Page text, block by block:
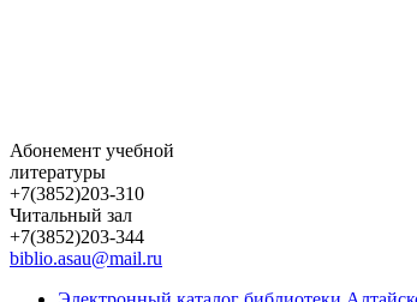
Абонемент учебной
литературы
+7(3852)203-310
Читальный зал
+7(3852)203-344
biblio.asau@mail.ru